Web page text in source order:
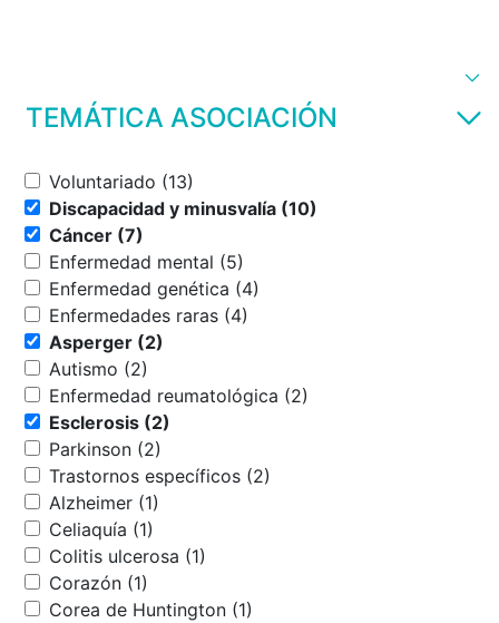
TEMÁTICA ASOCIACIÓN
Voluntariado (13)
Discapacidad y minusvalía (10)
Cáncer (7)
Enfermedad mental (5)
Enfermedad genética (4)
Enfermedades raras (4)
Asperger (2)
Autismo (2)
Enfermedad reumatológica (2)
Esclerosis (2)
Parkinson (2)
Trastornos específicos (2)
Alzheimer (1)
Celiaquía (1)
Colitis ulcerosa (1)
Corazón (1)
Corea de Huntington (1)